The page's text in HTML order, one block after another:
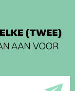
(TWEE)
AAN VOOR